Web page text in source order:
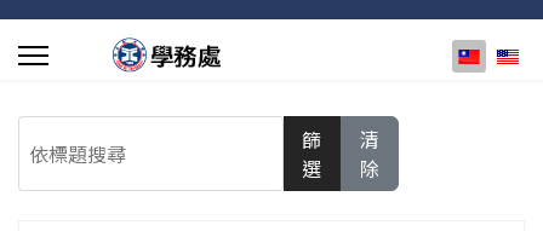
選擇你的
篩
選
清
除